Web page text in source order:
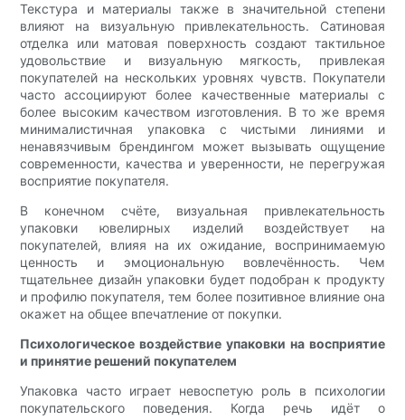
Текстура и материалы также в значительной степени
влияют на визуальную привлекательность. Сатиновая
отделка или матовая поверхность создают тактильное
удовольствие и визуальную мягкость, привлекая
покупателей на нескольких уровнях чувств. Покупатели
часто ассоциируют более качественные материалы с
более высоким качеством изготовления. В то же время
минималистичная упаковка с чистыми линиями и
ненавязчивым брендингом может вызывать ощущение
современности, качества и уверенности, не перегружая
восприятие покупателя.
В конечном счёте, визуальная привлекательность
упаковки ювелирных изделий воздействует на
покупателей, влияя на их ожидание, воспринимаемую
ценность и эмоциональную вовлечённость. Чем
тщательнее дизайн упаковки будет подобран к продукту
и профилю покупателя, тем более позитивное влияние она
окажет на общее впечатление от покупки.
Психологическое воздействие упаковки на восприятие
и принятие решений покупателем
Упаковка часто играет невоспетую роль в психологии
покупательского поведения. Когда речь идёт о